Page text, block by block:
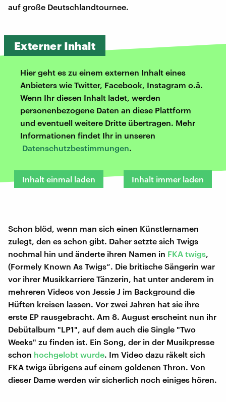
auf große Deutschlandtournee.
Externer Inhalt
Hier geht es zu einem externen Inhalt eines
Anbieters wie Twitter, Facebook, Instagram o.ä.
Wenn Ihr diesen Inhalt ladet, werden
personenbezogene Daten an diese Plattform
und eventuell weitere Dritte übertragen. Mehr
Informationen findet Ihr in unseren
Datenschutzbestimmungen.
Inhalt einmal laden Inhalt immer laden
Schon blöd, wenn man sich einen Künstlernamen
zulegt, den es schon gibt. Daher setzte sich Twigs
nochmal hin und änderte ihren Namen in FKA twigs,
(Formely Known As Twigs“. Die britische Sängerin war
vor ihrer Musikkarriere Tänzerin, hat unter anderem in
mehreren Videos von Jessie J im Background die
Hüften kreisen lassen. Vor zwei Jahren hat sie ihre
erste EP rausgebracht. Am 8. August erscheint nun ihr
Debütalbum "LP1", auf dem auch die Single "Two
Weeks" zu finden ist. Ein Song, der in der Musikpresse
schon hochgelobt wurde. Im Video dazu räkelt sich
FKA twigs übrigens auf einem goldenen Thron. Von
dieser Dame werden wir sicherlich noch einiges hören.